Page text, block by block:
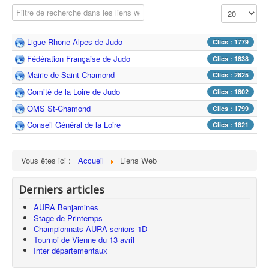
Champ de filtre Affichage #
Clics : 1779
Ligue Rhone Alpes de Judo
Clics : 1838
Fédération Française de Judo
Clics : 2825
Mairie de Saint-Chamond
Clics : 1802
Comité de la Loire de Judo
Clics : 1799
OMS St-Chamond
Clics : 1821
Conseil Général de la Loire
Vous êtes ici : Accueil Liens Web
Derniers articles
AURA Benjamines
Stage de Printemps
Championnats AURA seniors 1D
Tournoi de Vienne du 13 avril
Inter départementaux